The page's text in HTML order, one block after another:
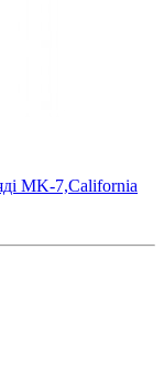
MK-7,California